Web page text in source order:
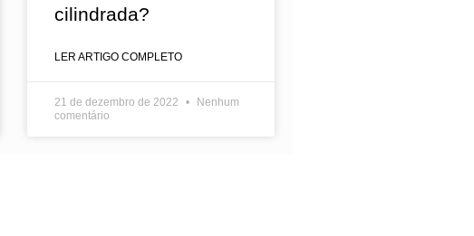
cilindrada?
LER ARTIGO COMPLETO
21 de dezembro de 2022
Nenhum
comentário